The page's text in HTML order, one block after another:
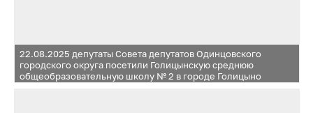
22.08.2025 депутаты Совета депутатов Одинцовского
городского округа посетили Голицынскую среднюю
общеобразовательную школу № 2 в городе Голицыно